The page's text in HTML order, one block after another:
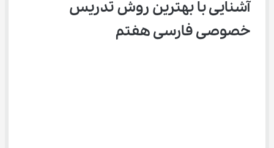
آشنایی با بهترین روش تدریس
خصوصی فارسی هفتم